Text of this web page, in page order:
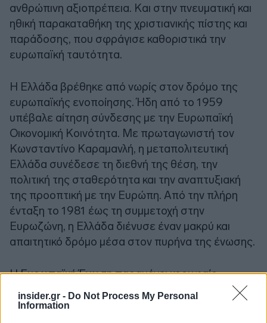
insider.gr - Do Not Process My Personal
Information
ανθρώπινη αξιοπρέπεια. Και στην πνευματική και
ηθική παρακαταθήκη της χριστιανικής πίστης και
παράδοσης, που σφράγισε καθοριστικά την
ευρωπαϊκή ταυτότητα.
Η Ελλάδα βρέθηκε από νωρίς στον δρόμο της
ευρωπαϊκής ενοποίησης. Ήδη από το 1959
υπέβαλε αίτηση σύνδεσης με την Ευρωπαϊκή
Οικονομική Κοινότητα. Με πρωταγωνιστή τον
Κωνσταντίνο Καραμανλή, η μεταπολιτευτική
Ελλάδα συνέδεσε τη διεθνή της θέση, την
πολιτική της σταθερότητα και την αναπτυξιακή
της προοπτική με την Ευρώπη. Από την πλήρη
ένταξη το 1981 έως τη συμμετοχή στην
Ευρωζώνη, η Ελλάδα διένυσε έναν μακρύ και
απαιτητικό δρόμο μέσα στον πυρήνα της ένωσης.
Η Ευρωπαϊκή Ένωση παραμένει κορυφαίο
εγχείρημα ειρηνικής συνεργασίας και προόδου
των λαών στη σύγχρονη ιστορία. Σήμερα, οι